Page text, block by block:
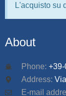
L'acquisto su
About
Phone:
Address:
E-mail